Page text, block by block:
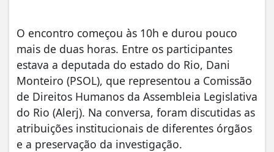
O encontro começou às 10h e durou pouco
mais de duas horas. Entre os participantes
estava a deputada do estado do Rio, Dani
Monteiro (PSOL), que representou a Comissão
de Direitos Humanos da Assembleia Legislativa
do Rio (Alerj). Na conversa, foram discutidas as
atribuições institucionais de diferentes órgãos
e a preservação da investigação.